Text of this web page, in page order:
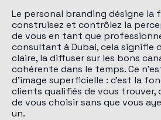
Le personal branding désigne la
construisez et contrôlez la
de vous en tant que
consultant à Dubai, cela signifie
claire, la diffuser sur les bons
cohérente dans le temps. Ce
d'image superficielle : c'est la
clients qualifiés de vous trouver,
de vous choisir sans que vous
un.